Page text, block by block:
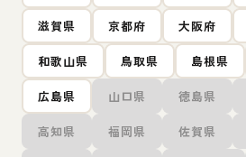
滋賀県 京都府 大阪府
和歌山県 鳥取県 島根県
広島県 山口県 徳島県
高知県 福岡県 佐賀県